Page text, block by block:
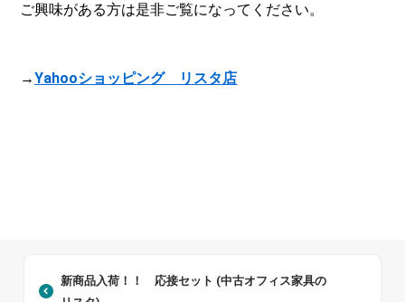
ご興味がある方は是非ご覧になってください。
→Yahooショッピング リスタ店
新商品入荷！！ 応接セット (中古オフィス家具の